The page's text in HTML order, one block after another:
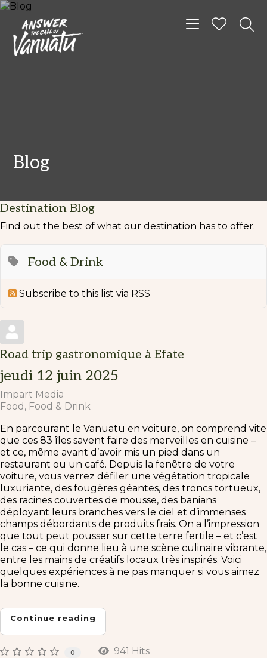
Toggle
Blog
Destination Blog
Find out the best of what our destination has to offer.
Food & Drink
Subscribe to this list via RSS
Road trip gastronomique à Efate
jeudi 12 juin 2025
Impart Media
Food
Food & Drink
En parcourant le Vanuatu en voiture, on comprend vite
que ces 83 îles savent faire des merveilles en cuisine –
et ce, même avant d’avoir mis un pied dans un
restaurant ou un café. Depuis la fenêtre de votre
voiture, vous verrez défiler une végétation tropicale
luxuriante, des fougères géantes, des troncs tortueux,
des racines couvertes de mousse, des banians
déployant leurs branches vers le ciel et d’immenses
champs débordants de produits frais. On a l’impression
que tout peut pousser sur cette terre fertile – et c’est
le cas – ce qui donne lieu à une scène culinaire vibrante,
entre les mains de créatifs locaux très inspirés. Voici
quelques expériences à ne pas manquer si vous aimez
la bonne cuisine.
Continue reading
0
941 Hits